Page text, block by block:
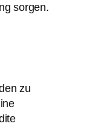
sorgen.
zu